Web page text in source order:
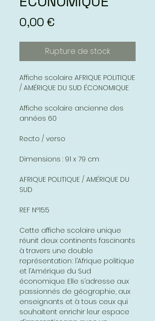
0,00 €
Rupture de stock
Affiche scolaire AFRIQUE POLITIQUE
/ AMÉRIQUE DU SUD ÉCONOMIQUE
Affiche scolaire ancienne des
années 60
Recto / verso
Dimensions : 91 x 79 cm
AFRIQUE POLITIQUE / AMÉRIQUE DU
SUD
REF Nº155
Cette affiche scolaire unique
réunit deux continents fascinants
à travers une double
représentation : l’Afrique politique
et l’Amérique du Sud
économique. Elle s’adresse aux
passionnés de géographie, aux
enseignants et à tous ceux qui
souhaitent enrichir leur espace